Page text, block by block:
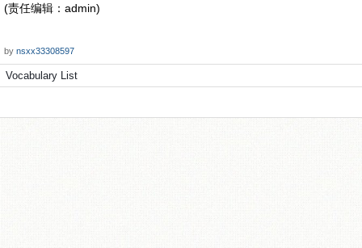
(责任编辑：admin)
by nsxx33308597
Vocabulary List